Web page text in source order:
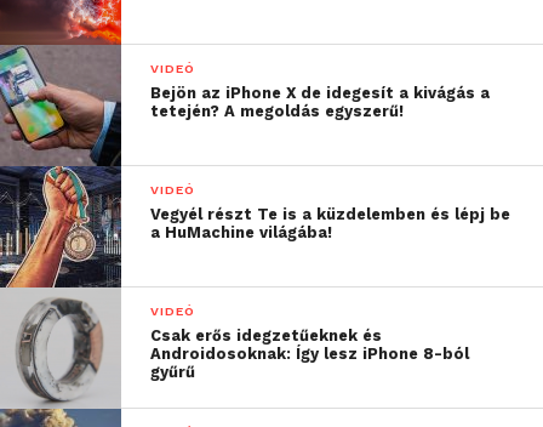
helyezett: a budapesti Gyermekház
Iskola csapata. Filmük címe: Kézbesítve.
Csapattagok: Vitó Zsombor, Pócsi Péter,
Diák Dezső. Mentoruk: Kovács Gábor.
VIDEÓ
Bejön az iPhone X de idegesít a kivágás a
tetején? A megoldás egyszerű!
VIDEÓ
Vegyél részt Te is a küzdelemben és lépj be
a HuMachine világába!
VIDEÓ
Csak erős idegzetűeknek és
Androidosoknak: Így lesz iPhone 8-ból
gyűrű